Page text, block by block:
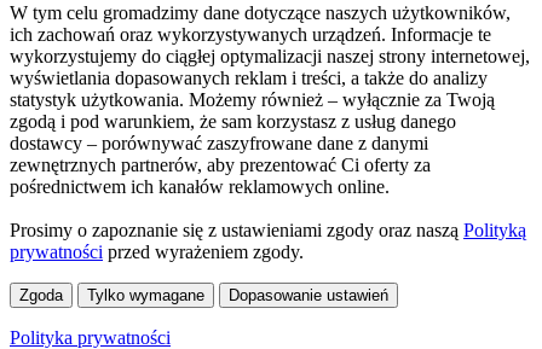
W tym celu gromadzimy dane dotyczące naszych użytkowników,
ich zachowań oraz wykorzystywanych urządzeń. Informacje te
wykorzystujemy do ciągłej optymalizacji naszej strony internetowej,
wyświetlania dopasowanych reklam i treści, a także do analizy
statystyk użytkowania. Możemy również – wyłącznie za Twoją
zgodą i pod warunkiem, że sam korzystasz z usług danego
dostawcy – porównywać zaszyfrowane dane z danymi
zewnętrznych partnerów, aby prezentować Ci oferty za
pośrednictwem ich kanałów reklamowych online.
Prosimy o zapoznanie się z ustawieniami zgody oraz naszą Polityką
prywatności przed wyrażeniem zgody.
Zgoda Tylko wymagane Dopasowanie ustawień
Polityka prywatności